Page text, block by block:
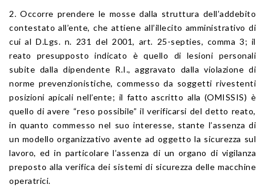
2. Occorre prendere le mosse dalla struttura dell’addebito
contestato all’ente, che attiene all’illecito amministrativo di
cui al D.Lgs. n. 231 del 2001, art. 25-septies, comma 3; il
reato presupposto indicato è quello di lesioni personali
subite dalla dipendente R.I., aggravato dalla violazione di
norme prevenzionistiche, commesso da soggetti rivestenti
posizioni apicali nell’ente; il fatto ascritto alla (OMISSIS) è
quello di avere “reso possibile” il verificarsi del detto reato,
in quanto commesso nel suo interesse, stante l’assenza di
un modello organizzativo avente ad oggetto la sicurezza sul
lavoro, ed in particolare l’assenza di un organo di vigilanza
preposto alla verifica dei sistemi di sicurezza delle macchine
operatrici.